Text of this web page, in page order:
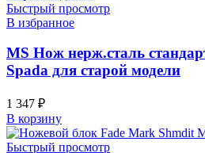
Быстрый просмотр
В избранное
MS Нож нерж.сталь
Spada для старой модели
1 347 ₽
В корзину
Быстрый просмотр